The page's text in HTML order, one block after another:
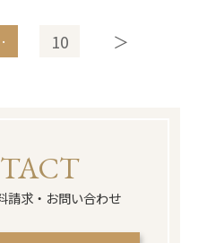
10 ＞
請求・お問い合わせ